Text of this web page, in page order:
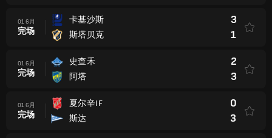
01 6月
完场
卡基沙斯
斯塔贝克
3
1
01 6月
完场
史查禾
阿塔
2
3
01 6月
完场
夏尔辛IF
斯达
0
3